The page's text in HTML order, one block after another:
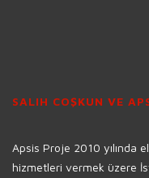
SALIH COŞKUN VE
Apsis Proje 2010 yılında
hizmetleri vermek üzere